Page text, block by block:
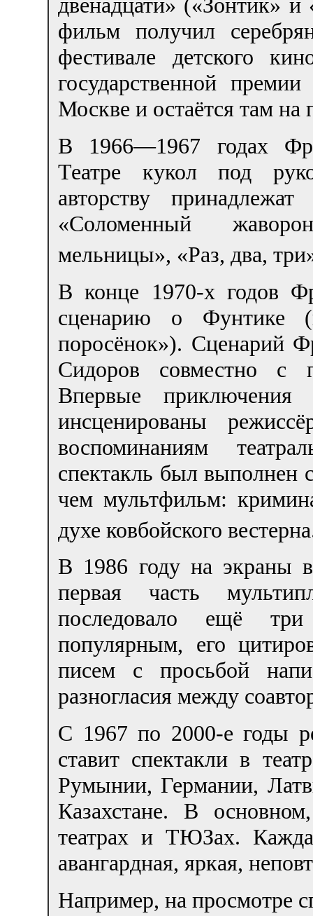
фильм получил
фестивале детского
государственной
Москве и остаётся там на
В 1966—1967 годах
Театре кукол под
авторству
«Соломенный
мельницы», «Раз, два,
В конце 1970-х годов
сценарию о Фунтике
поросёнок»). Сценарий
Сидоров совместно с
Впервые приключения
инсценированы
воспоминаниям
спектакль был выполнен
чем мультфильм:
духе ковбойского
В 1986 году на экраны
первая часть
последовало ещё
популярным, его
писем с просьбой
разногласия между
С 1967 по 2000-е годы
ставит спектакли в
Румынии, Германии,
Казахстане. В
театрах и ТЮЗах.
авангардная, яркая,
Например, на просмотре